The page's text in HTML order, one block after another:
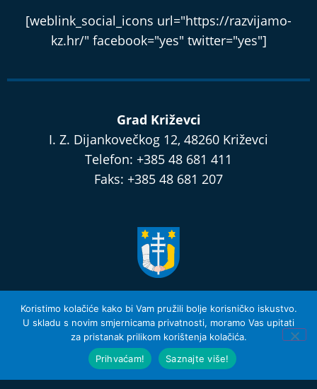
[weblink_social_icons url="https://razvijamo-
kz.hr/" facebook="yes" twitter="yes"]
Grad Križevci
I. Z. Dijankovečkog 12, 48260 Križevci
Telefon: +385 48 681 411
Faks: +385 48 681 207
razvijamo.krizevci.hr
Izjava o privatnosti i Uvjeti Korištenja
© 2026 Grad Križevci
Koristimo kolačiće kako bi Vam pružili bolje korisničko iskustvo.
U skladu s novim smjernicama privatnosti, moramo Vas upitati
za pristanak prilikom korištenja kolačića.
Prihvaćam!
Saznajte više!